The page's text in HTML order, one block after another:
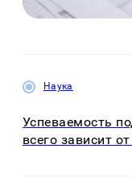
Наука
Успеваемость
всего зависит